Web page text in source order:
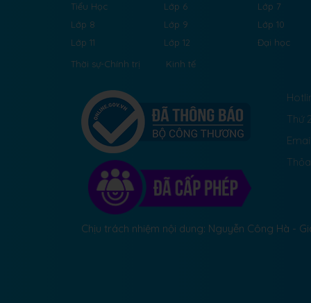
Tiểu Học Lớp 6
Lớp 7
Lớp 8
Lớp 9
Lớp 10
Lớp 11
Lớp 12
Đại học
Thời sự-Chính trị
Kinh tế
Thứ
Chịu trách nhiệm nội dung: Nguyễn Công Hà -